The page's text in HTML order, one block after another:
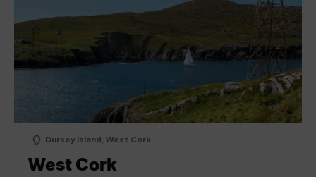
Dursey Island, West Cork
West Cork